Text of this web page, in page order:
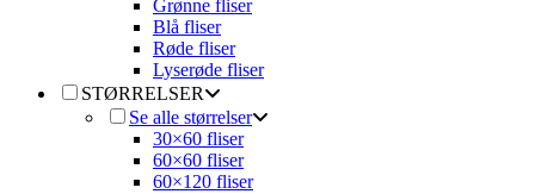
Grønne fliser
Blå fliser
Røde fliser
Lyserøde fliser
STØRRELSER
Se alle størrelser
30×60 fliser
60×60 fliser
60×120 fliser